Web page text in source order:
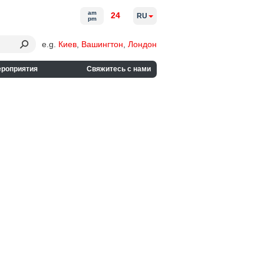
e.g. Киев Вашингтон Лондон
Свяжитесь с нами
am
pm
24 RU